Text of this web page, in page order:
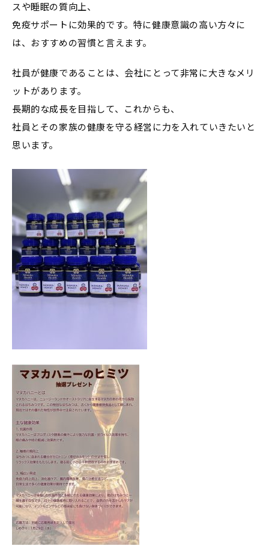
スや睡眠の質向上、
免疫サポートに効果的です。特に健康意識の高い方々に
は、おすすめの習慣と言えます。
社員が健康であることは、会社にとって非常に大きなメリ
ットがあります。
長期的な成長を目指して、これからも、
社員とその家族の健康を守る経営に力を入れていきたいと
思います。